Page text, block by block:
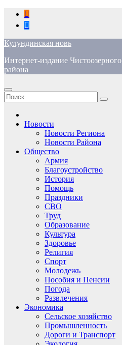
Перейти
содержимому
Кулундинская новь
Интернет-издание Чистоозерного
района
Новости
Новости Региона
Новости Района
Общество
Армия
Благоустройство
История
Помощь
Праздники
СВО
Труд
Образование
Культура
Здоровье
Религия
Спорт
Молодежь
Пособия и Пенсии
Погода
Развлечения
Экономика
Сельское хозяйство
Промышленность
Дороги и Транспорт